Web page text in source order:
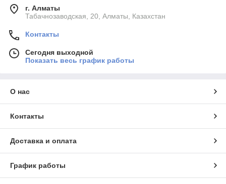
г. Алматы
Табачнозаводская, 20, Алматы, Казахстан
Контакты
Сегодня выходной
Показать весь график работы
О нас
Контакты
Доставка и оплата
График работы